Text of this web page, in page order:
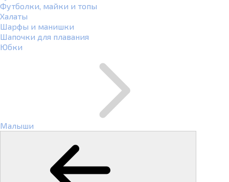
Футболки, майки и топы
Халаты
Шарфы и манишки
Шапочки для плавания
Юбки
Малыши